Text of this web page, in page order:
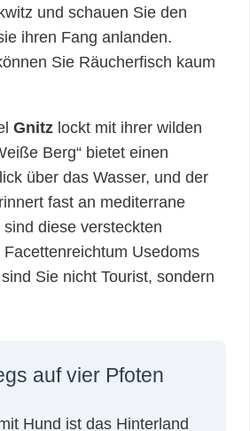
und schauen Sie den
ihren Fang anlanden.
Sie Räucherfisch kaum
Gnitz lockt mit ihrer wilden
Berg“ bietet einen
über das Wasser, und der
fast an mediterrane
diese versteckten
Usedoms
Sie nicht Tourist, sondern
auf vier Pfoten
Hund ist das Hinterland